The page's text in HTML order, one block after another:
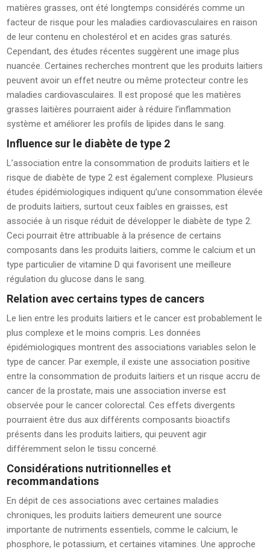
matières grasses, ont été longtemps considérés comme un
facteur de risque pour les maladies cardiovasculaires en raison
de leur contenu en cholestérol et en acides gras saturés.
Cependant, des études récentes suggèrent une image plus
nuancée. Certaines recherches montrent que les produits laitiers
peuvent avoir un effet neutre ou même protecteur contre les
maladies cardiovasculaires. Il est proposé que les matières
grasses laitières pourraient aider à réduire l’inflammation
système et améliorer les profils de lipides dans le sang.
Influence sur le diabète de type 2
L’association entre la consommation de produits laitiers et le
risque de diabète de type 2 est également complexe. Plusieurs
études épidémiologiques indiquent qu’une consommation élevée
de produits laitiers, surtout ceux faibles en graisses, est
associée à un risque réduit de développer le diabète de type 2.
Ceci pourrait être attribuable à la présence de certains
composants dans les produits laitiers, comme le calcium et un
type particulier de vitamine D qui favorisent une meilleure
régulation du glucose dans le sang.
Relation avec certains types de cancers
Le lien entre les produits laitiers et le cancer est probablement le
plus complexe et le moins compris. Les données
épidémiologiques montrent des associations variables selon le
type de cancer. Par exemple, il existe une association positive
entre la consommation de produits laitiers et un risque accru de
cancer de la prostate, mais une association inverse est
observée pour le cancer colorectal. Ces effets divergents
pourraient être dus aux différents composants bioactifs
présents dans les produits laitiers, qui peuvent agir
différemment selon le tissu concerné.
Considérations nutritionnelles et
recommandations
En dépit de ces associations avec certaines maladies
chroniques, les produits laitiers demeurent une source
importante de nutriments essentiels, comme le calcium, le
phosphore, le potassium, et certaines vitamines. Une approche